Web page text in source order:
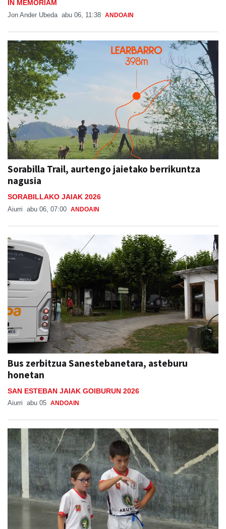
IN MEMORIAM
Jon Ander Ubeda abu 06, 11:38 ANDOAIN
Sorabilla Trail, aurtengo jaietako berrikuntza
nagusia
SORABILLAKO JAIAK 2026
Aiurri abu 06, 07:00 ANDOAIN
Bus zerbitzua Sanestebanetara, asteburu
honetan
SAN ESTEBAN JAIAK GOIBURUN 2026
Aiurri abu 05 ANDOAIN